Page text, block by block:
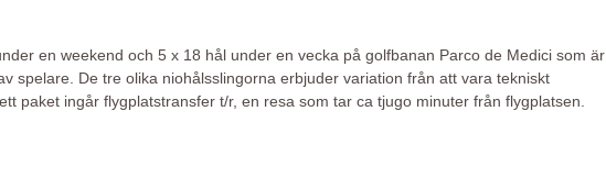
en weekend och 5 x 18 hål under en vecka på golfbanan Parco de Medici som är
spelare. De tre olika niohålsslingorna erbjuder variation från att vara tekniskt
paket ingår flygplatstransfer t/r, en resa som tar ca tjugo minuter från flygplatsen.